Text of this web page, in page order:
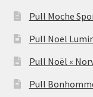
Pull Moche
Pull Noël
Pull Noël «
Pull